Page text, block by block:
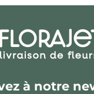
à notre